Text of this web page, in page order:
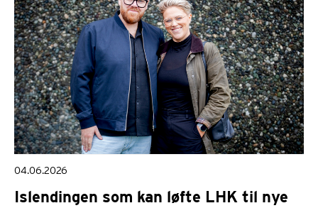
04.06.2026
Islendingen som kan løfte LHK til nye